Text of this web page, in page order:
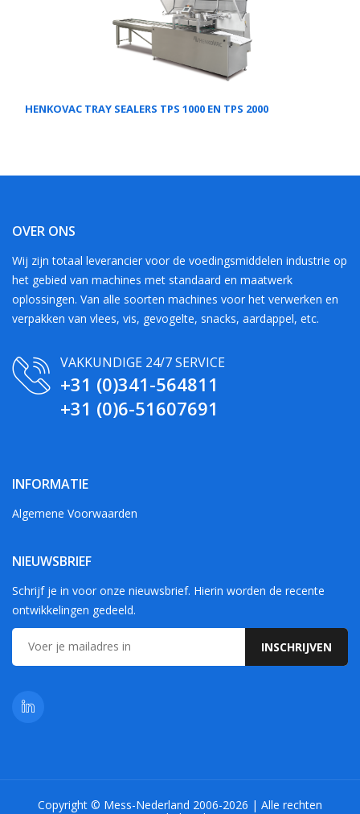
HENKOVAC TRAY SEALERS TPS 1000 EN TPS 2000
OVER ONS
Wij zijn totaal leverancier voor de voedingsmiddelen industrie op
het gebied van machines met standaard en maatwerk
oplossingen. Van alle soorten machines voor het verwerken en
verpakken van vlees, vis, gevogelte, snacks, aardappel, etc.
VAKKUNDIGE 24/7 SERVICE
+31 (0)341-564811
+31 (0)6-51607691
INFORMATIE
Algemene Voorwaarden
NIEUWSBRIEF
Schrijf je in voor onze nieuwsbrief. Hierin worden de recente
ontwikkelingen gedeeld.
Copyright © Mess-Nederland 2006-2026 | Alle rechten